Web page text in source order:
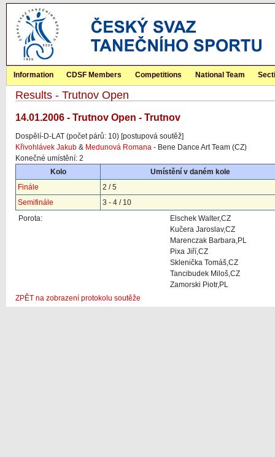
Information CDSF Members Competitions National Team
Results - Trutnov Open
14.01.2006 - Trutnov Open - Trutnov
Dospělí-D-LAT (počet párů: 10) [postupová soutěž]
Křivohlávek Jakub & Medunová Romana - Bene Dance Art Team (CZ)
Konečné umístění: 2
Kolo
Umístění v daném kole
Finále
2 / 5
Semifinále
3 - 4 / 10
Porota:
Elschek Walter,CZ
Kučera Jaroslav,CZ
Marenczak Barbara,PL
Pixa Jiří,CZ
Sklenička Tomáš,CZ
Tancibudek Miloš,CZ
Zamorski Piotr,PL
ZPĚT na zobrazení protokolu soutěže